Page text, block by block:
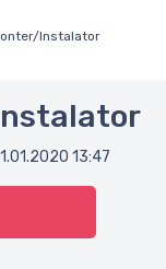
Instalator
13:47